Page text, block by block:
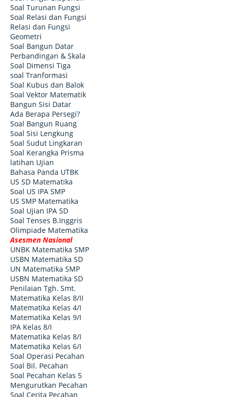
Soal Turunan Fungsi
Soal Relasi dan Fungsi
Relasi dan Fungsi
Geometri
Soal Bangun Datar
Perbandingan & Skala
Soal Dimensi Tiga
soal Tranformasi
Soal Kubus dan Balok
Soal Vektor Matematik
Bangun Sisi Datar
Ada Berapa Persegi?
Soal Bangun Ruang
Soal Sisi Lengkung
Soal Sudut Lingkaran
Soal Kerangka Prisma
latihan Ujian
Bahasa Panda UTBK
US SD Matematika
Soal US IPA SMP
US SMP Matematika
Soal Ujian IPA SD
Soal Tenses B.Inggris
Olimpiade Matematika
Asesmen Nasional
UNBK Matematika SMP
USBN Matematika SD
UN Matematika SMP
USBN Matematika SD
Penilaian Tgh. Smt.
Matematika Kelas 8/II
Matematika Kelas 4/I
Matematika Kelas 9/I
IPA Kelas 8/I
Matematika Kelas 8/I
Matematika Kelas 6/I
Soal Operasi Pecahan
Soal Bil. Pecahan
Soal Pecahan Kelas 5
Mengurutkan Pecahan
Soal Cerita Pecahan